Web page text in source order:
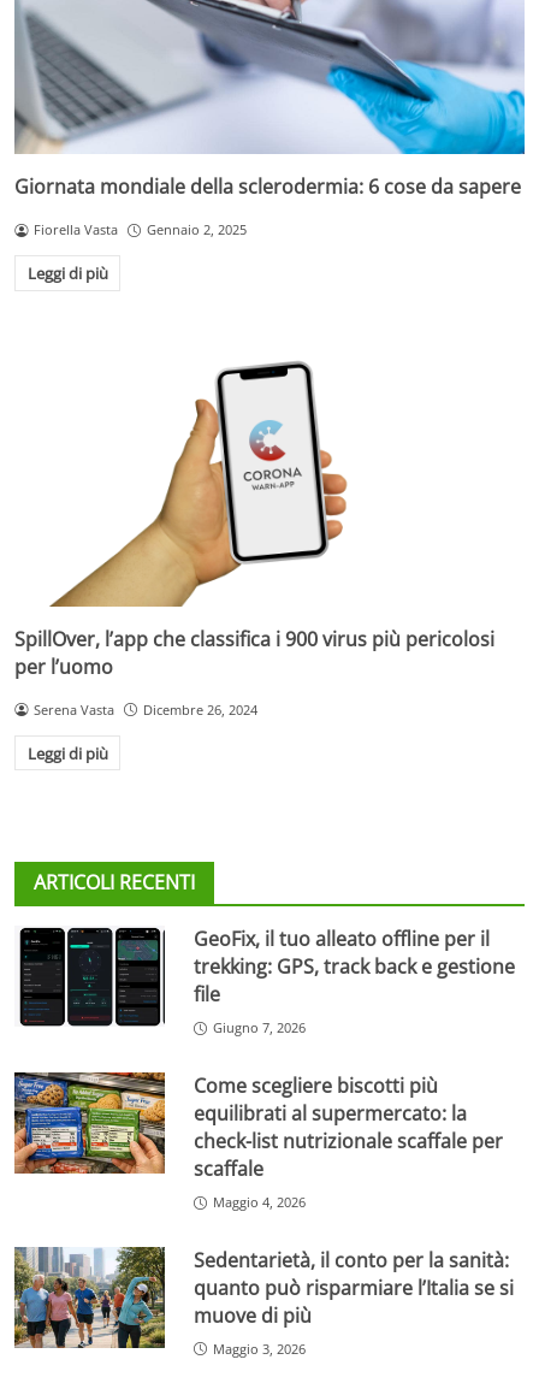
Giornata mondiale della sclerodermia: 6 cose da sapere
Fiorella Vasta Gennaio 2, 2025
Leggi di più
SpillOver, l’app che classifica i 900 virus più pericolosi
per l’uomo
Serena Vasta Dicembre 26, 2024
Leggi di più
ARTICOLI RECENTI
GeoFix, il tuo alleato offline per il
trekking: GPS, track back e gestione
file
Giugno 7, 2026
Come scegliere biscotti più
equilibrati al supermercato: la
check-list nutrizionale scaffale per
scaffale
Maggio 4, 2026
Sedentarietà, il conto per la sanità:
quanto può risparmiare l’Italia se si
muove di più
Maggio 3, 2026